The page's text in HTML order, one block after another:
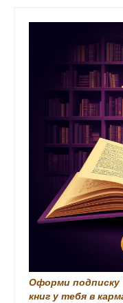
Оформи подписку
книг у тебя в